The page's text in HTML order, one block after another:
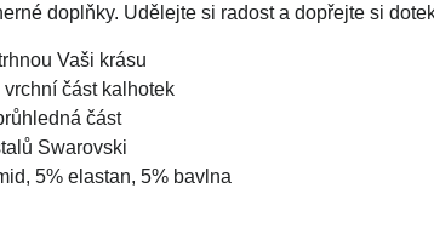
doplňky. Udělejte si radost a dopřejte si
Vaši krásu
část kalhotek
část
Swarovski
5% elastan, 5% bavlna